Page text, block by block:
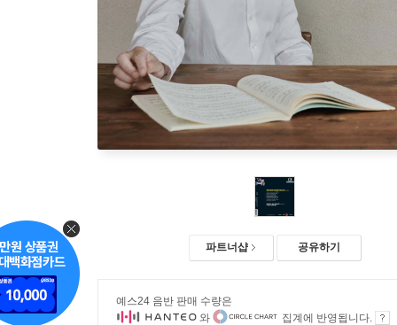
파트너샵 공유하기
예스24 음반 판매 수량은
와
집계에 반영됩니다.